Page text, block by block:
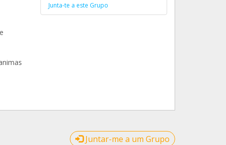
Junta-te a este Grupo
Juntar-me a um Grupo